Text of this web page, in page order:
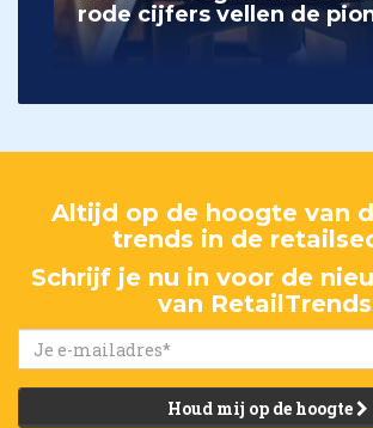
rode cijfers vellen de
Altijd op de hoogte van
trends in de
Schrijf je nu in voor de
van
Houd mij op de hoogte